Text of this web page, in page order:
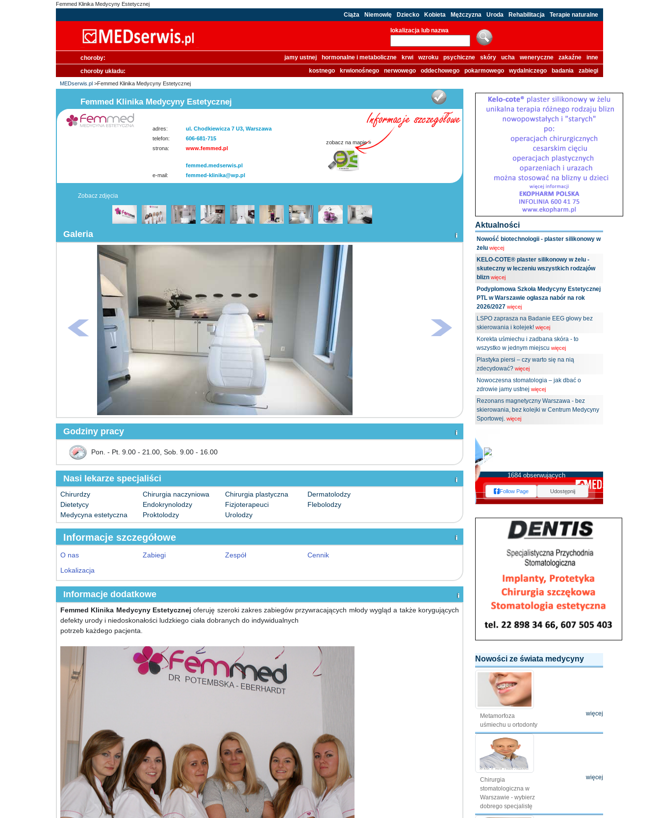
Femmed Klinika Medycyny Estetycznej
Ciąża Niemowlę Dziecko Kobieta Mężczyzna Uroda Rehabilitacja Terapie naturalne
lokalizacja lub nazwa
choroby: jamy ustnej hormonalne i metaboliczne krwi wzroku psychiczne skóry ucha weneryczne zakaźne
inne
choroby układu:
kostnego krwionośnego nerwowego oddechowego pokarmowego wydalniczego badania zabiegi
MEDserwis.pl >Femmed Klinika Medycyny Estetycznej
Femmed Klinika Medycyny Estetycznej
adres:
ul. Chodkiewicza 7 U3, Warszawa
telefon:
606-681-715
strona:
www.femmed.pl
femmed.medserwis.pl
e-mail:
femmed-klinika@wp.pl
zobacz na mapie »
Zobacz zdjęcia
Galeria
Godziny pracy
Pon. - Pt. 9.00 - 21.00, Sob. 9.00 - 16.00
Nasi lekarze specjaliści
Chirurdzy Chirurgia naczyniowa Chirurgia plastyczna
Dermatolodzy
Dietetycy
Endokrynolodzy Fizjoterapeuci
Flebolodzy
Medycyna estetyczna
Proktolodzy Urolodzy
Informacje szczegółowe
O nas Zabiegi Zespół
Cennik
Lokalizacja
Informacje dodatkowe
Femmed Klinika Medycyny Estetycznej oferuję szeroki zakres zabiegów przywracających młody wygląd a także korygujących
defekty urody i niedoskonałości ludzkiego ciała dobranych do indywidualnych
potrzeb każdego pacjenta.
Aktualności
Nowość biotechnologii - plaster silikonowy w
żelu więcej
KELO-COTE® plaster silikonowy w żelu -
skuteczny w leczeniu wszystkich rodzajów
blizn więcej
Podyplomowa Szkoła Medycyny Estetycznej
PTL w Warszawie ogłasza nabór na rok
2026/2027 więcej
LSPO zaprasza na Badanie EEG głowy bez
skierowania i kolejek! więcej
Korekta uśmiechu i zadbana skóra - to
wszystko w jednym miejscu więcej
Plastyka piersi – czy warto się na nią
zdecydować? więcej
Nowoczesna stomatologia – jak dbać o
zdrowie jamy ustnej więcej
Rezonans magnetyczny Warszawa - bez
skierowania, bez kolejki w Centrum Medycyny
Sportowej. więcej
1684 obserwujących
Follow Page Udostępnij
Nowości ze świata medycyny
Metamorfoza
uśmiechu u ortodonty
więcej
Chirurgia
stomatologiczna w
Warszawie - wybierz
dobrego specjalistę
więcej